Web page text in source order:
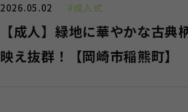
2026.05.02 #成人式
【成人】緑地に華やかな古典
映え抜群！【岡崎市稲熊町】